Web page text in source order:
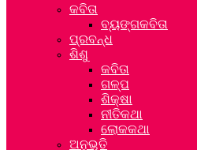
କବିତା
ବ୍ୟଙ୍ଗକବିତା
ପ୍ରବନ୍ଧ
ଶିଶୁ
କବିତା
ଗଳ୍ପ
ଶିକ୍ଷା
ନୀତିକଥା
ଲୋକକଥା
ଅନୁଭୂତି